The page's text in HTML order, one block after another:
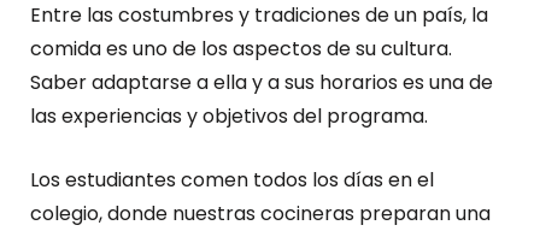
Entre las costumbres y tradiciones de un país, la
comida es uno de los aspectos de su cultura.
Saber adaptarse a ella y a sus horarios es una de
las experiencias y objetivos del programa.
Los estudiantes comen todos los días en el
colegio, donde nuestras cocineras preparan una